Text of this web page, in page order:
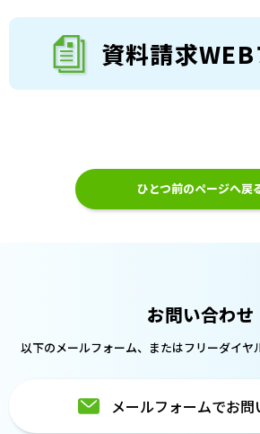
資料請求
ひとつ前のページへ戻
お問い合わせ
以下のメールフォーム、またはフリーダイヤ
メールフォームでお問